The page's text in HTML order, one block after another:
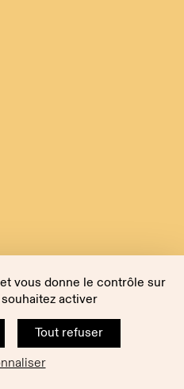
vous donne le contrôle sur
activer
Tout refuser